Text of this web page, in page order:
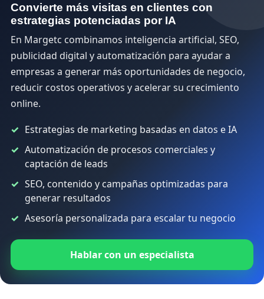
Convierte más visitas en clientes con
estrategias potenciadas por IA
En Margetc combinamos inteligencia artificial, SEO,
publicidad digital y automatización para ayudar a
empresas a generar más oportunidades de negocio,
reducir costos operativos y acelerar su crecimiento
online.
Estrategias de marketing basadas en datos e IA
Automatización de procesos comerciales y
captación de leads
SEO, contenido y campañas optimizadas para
generar resultados
Asesoría personalizada para escalar tu negocio
Hablar con un especialista